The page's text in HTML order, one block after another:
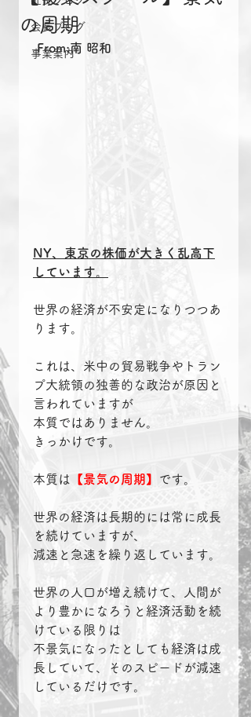
会長ブログ
事業案内
の周期
From:南 昭和
NY、東京の株価が大きく乱高下
しています。
世界の経済が不安定になりつつあ
ります。
これは、米中の貿易戦争やトラン
プ大統領の独善的な政治が原因と
言われていますが
本質ではありません。
きっかけです。
本質は 【景気の周期】 です。
世界の経済は長期的には常に成長
を続けていますが、
減速と急速を繰り返しています。
世界の人口が増え続けて、人間が
より豊かになろうと経済活動を続
けている限りは
不景気になったとしても経済は成
長していて、そのスピードが減速
しているだけです。